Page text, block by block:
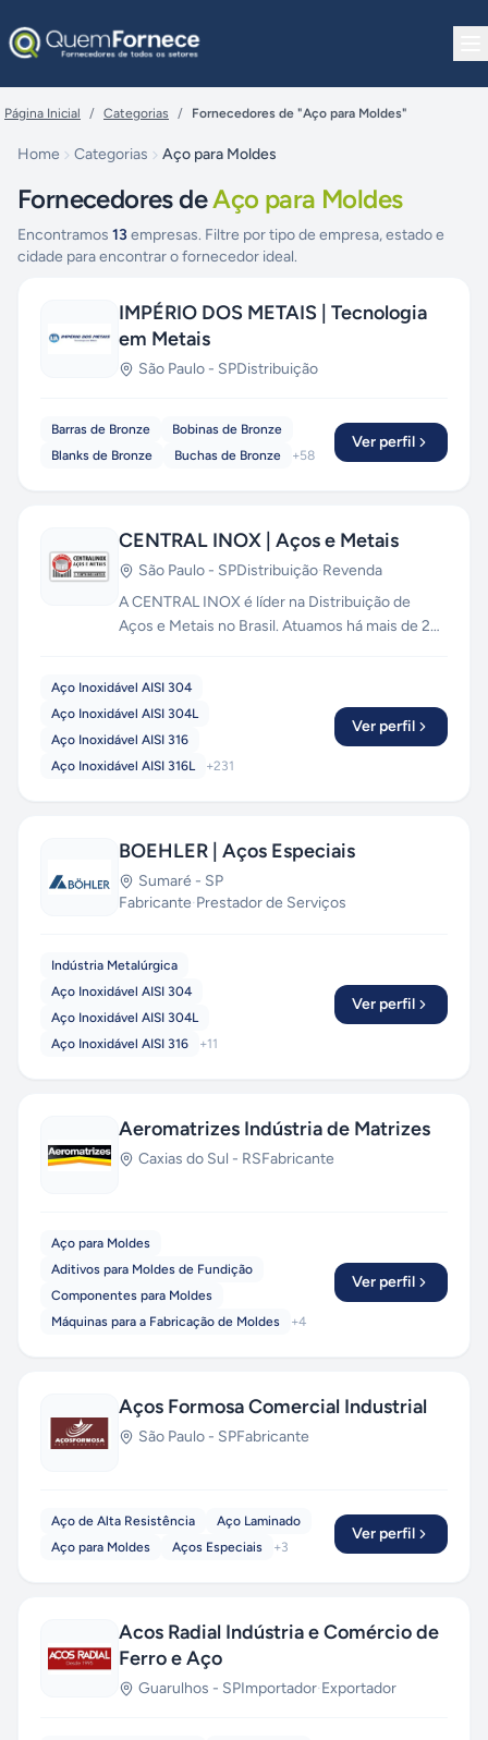
Página Inicial / Categorias / Fornecedores de "Aço para Moldes"
Home Categorias Aço para Moldes
Fornecedores deAço para Moldes
Encontramos 13 empresas. Filtre por tipo de empresa, estado e
cidade para encontrar o fornecedor ideal.
IMPÉRIO DOS METAIS | Tecnologia
em Metais
São Paulo - SPDistribuição
Barras de Bronze
Bobinas de Bronze
Blanks de Bronze
Buchas de Bronze +58
Ver perfil
CENTRAL INOX | Aços e Metais
São Paulo - SPDistribuição·Revenda
A CENTRAL INOX é líder na Distribuição de
Aços e Metais no Brasil. Atuamos há mais de 20
todo o Brasil a mais ampla linha de materiais, nos
formatos, medidas e quantidades que sua
empresa precisar.
Aço Inoxidável AISI 304
Aço Inoxidável AISI 304L
Aço Inoxidável AISI 316
Aço Inoxidável AISI 316L
+231
Ver perfil
BOEHLER | Aços Especiais
Sumaré - SP
Fabricante·Prestador de Serviços
Indústria Metalúrgica
Aço Inoxidável AISI 304
Aço Inoxidável AISI 304L
Aço Inoxidável AISI 316
+11
Ver perfil
Aeromatrizes Indústria de Matrizes
Caxias do Sul - RSFabricante
Aço para Moldes
Aditivos para Moldes de Fundição
Componentes para Moldes
Máquinas para a Fabricação de Moldes
+4
Ver perfil
Aços Formosa Comercial Industrial
São Paulo - SPFabricante
Aço de Alta Resistência
Aço Laminado
Aço para Moldes
Aços Especiais +3
Ver perfil
Acos Radial Indústria e Comércio de
Ferro e Aço
Guarulhos - SPImportador·Exportador